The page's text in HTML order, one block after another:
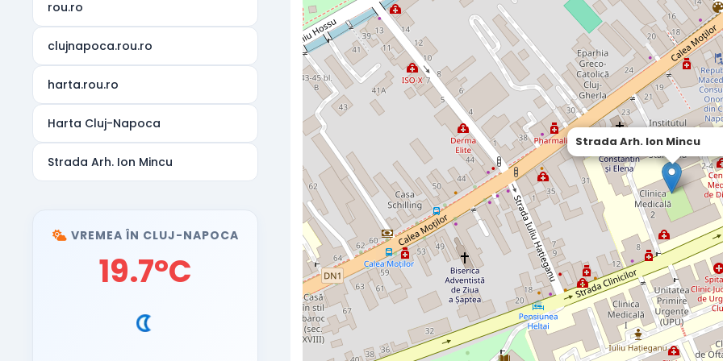
rou.ro
clujnapoca.rou.ro
harta.rou.ro
Harta Cluj-Napoca
Strada Arh. Ion Mincu
VREMEA ÎN CLUJ-NAPOCA
19.7°C
Strada Arh. Ion Mincu